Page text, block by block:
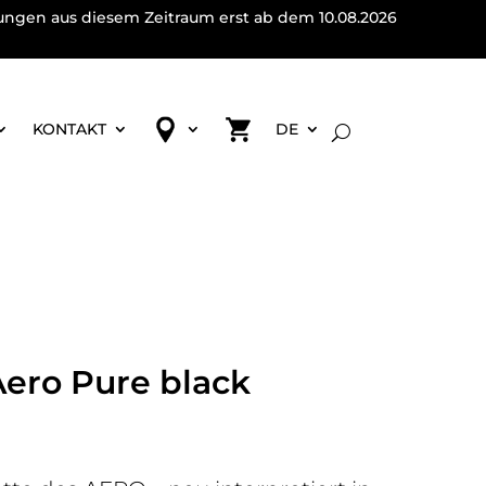
aus diesem Zeitraum erst ab dem 10.08.2026
KONTAKT DE
Pure black